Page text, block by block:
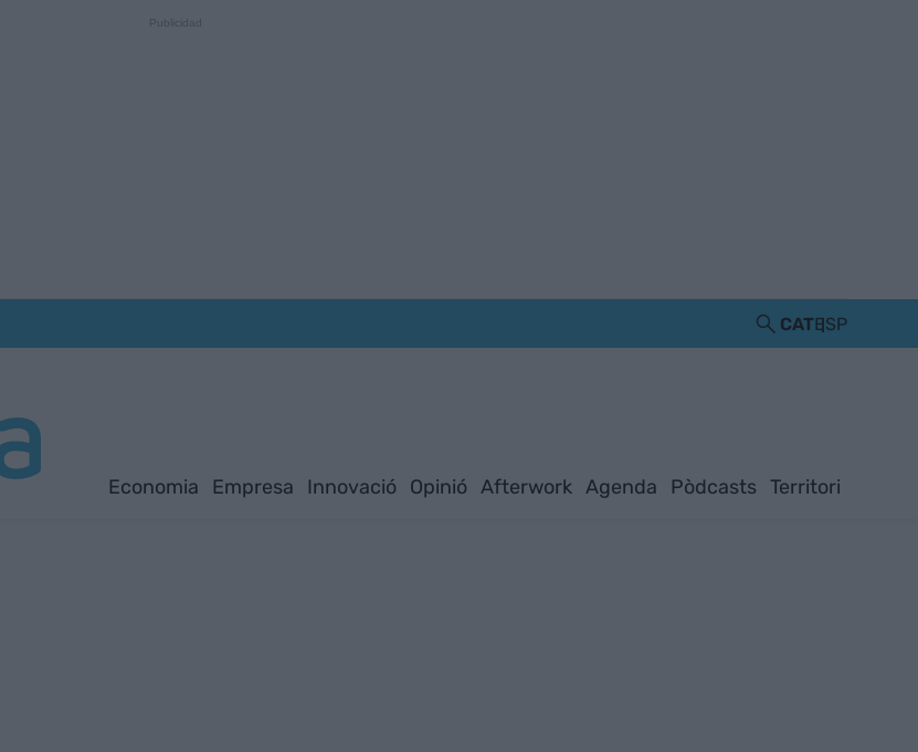
CATESP
Economia Empresa Innovació Opinió Afterwork Agenda Pòdcasts Territori